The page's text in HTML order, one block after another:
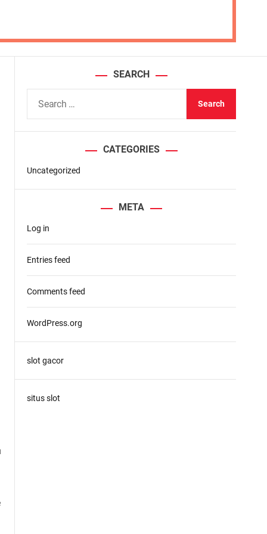
SEARCH
h
:
CATEGORIES
Uncategorized
META
Log in
Entries feed
Comments feed
WordPress.org
slot gacor
situs slot